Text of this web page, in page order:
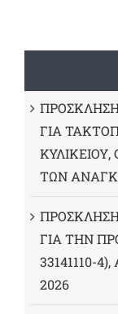
ΓΙΑ
ΚΥΛΙΚΕΙΟΥ,
ΤΩΝ
ΓΙΑ ΤΗΝ
33141110-
2026